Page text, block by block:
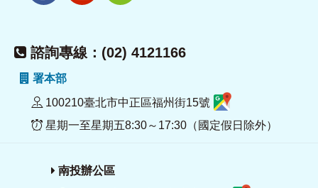
諮詢專線：(02) 4121166
署本部
100210臺北市中正區福州街15號
星期一至星期五8:30～17:30（國定假日除外）
南投辦公區